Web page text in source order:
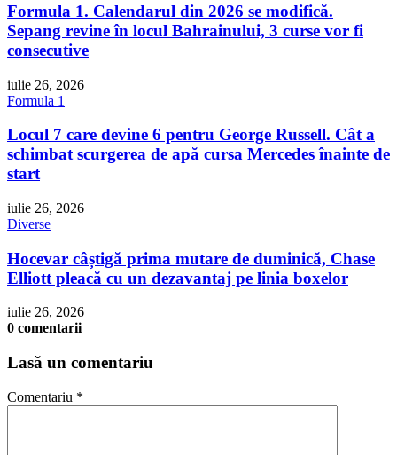
Formula 1. Calendarul din 2026 se modifică.
Sepang revine în locul Bahrainului, 3 curse vor fi
consecutive
iulie 26, 2026
Formula 1
Locul 7 care devine 6 pentru George Russell. Cât a
schimbat scurgerea de apă cursa Mercedes înainte de
start
iulie 26, 2026
Diverse
Hocevar câștigă prima mutare de duminică, Chase
Elliott pleacă cu un dezavantaj pe linia boxelor
iulie 26, 2026
0 comentarii
Lasă un comentariu
Comentariu *